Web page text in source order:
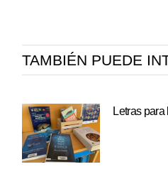
TAMBIÉN PUEDE
Letras